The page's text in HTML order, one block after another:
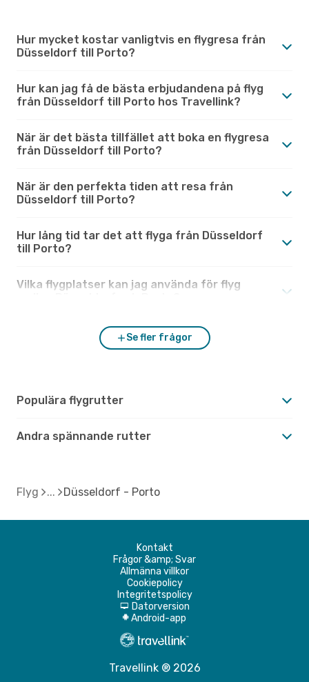
Hur mycket kostar vanligtvis en flygresa från
Düsseldorf till Porto?
Hur kan jag få de bästa erbjudandena på flyg
från Düsseldorf till Porto hos Travellink?
När är det bästa tillfället att boka en flygresa
från Düsseldorf till Porto?
När är den perfekta tiden att resa från
Düsseldorf till Porto?
Hur lång tid tar det att flyga från Düsseldorf
till Porto?
Vilka flygplatser kan jag använda för flyg
Se fler frågor
Populära flygrutter
Andra spännande rutter
Flyg Düsseldorf - Porto
Kontakt
Frågor &amp; Svar
Allmänna villkor
Cookiepolicy
Integritetspolicy
d Datorversion
A Android-app
Travellink ® 2026